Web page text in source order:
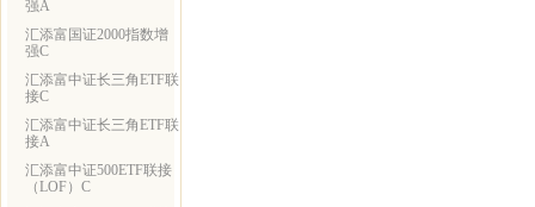
强A
汇添富国证2000指数增
强C
汇添富中证长三角ETF联
接C
汇添富中证长三角ETF联
接A
汇添富中证500ETF联接
（LOF）C